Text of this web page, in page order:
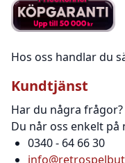
Hos oss handlar du
Kundtjänst
Har du några frågor?
Du når oss enkelt
0340 - 64 66 30